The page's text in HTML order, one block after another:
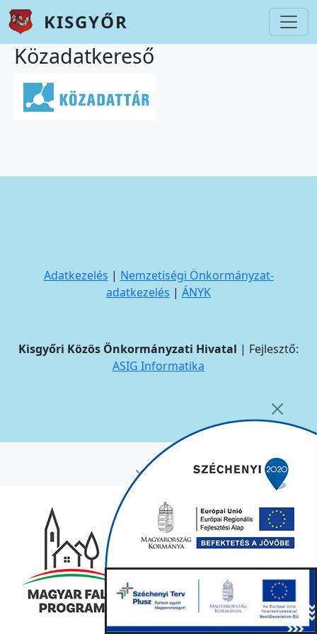
Ugrás a tartalomra
KISGYŐR
Közadatkereső
Adatkezelés | Nemzetiségi Önkormányzat-
adatkezelés | ÁNYK
Kisgyőri Közös Önkormányzati Hivatal | Fejlesztő:
ASIG Informatika